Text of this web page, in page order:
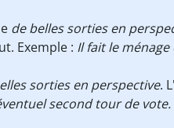
de belles sorties en
Exemple : Il fait le
sorties en perspective.
second tour de vote.